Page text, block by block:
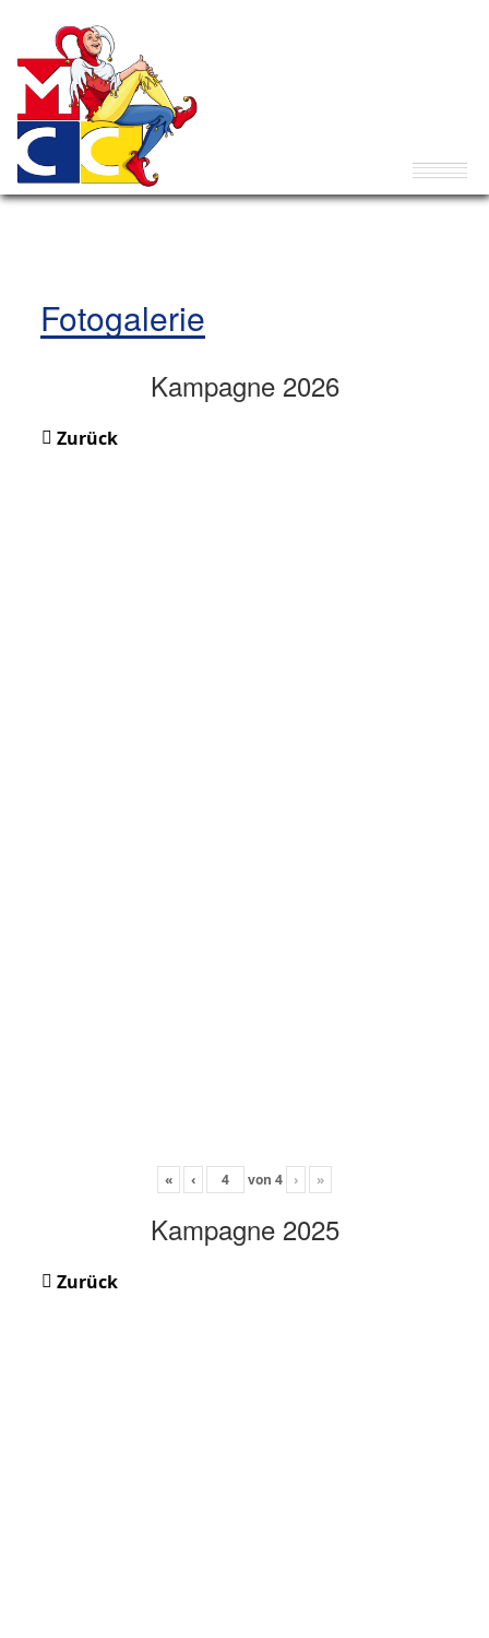
Fotogalerie
Kampagne 2026
Zurück
« ‹ von 4 › »
Kampagne 2025
Zurück